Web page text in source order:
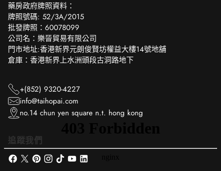
‎藥房政府牌照資料：
牌照號碼: 52/3A/2015
批發牌照：60078099
公司名：樂晉貿易有限公司
門市地址:香港新界元朗俊賢坊權益大樓14號地舖
倉庫：香港新界上水洲頭段古洞路地下
+(852) 9320-4227
info@taihopai.com
no.14 chun yen square n.t. hong kong
追蹤我們